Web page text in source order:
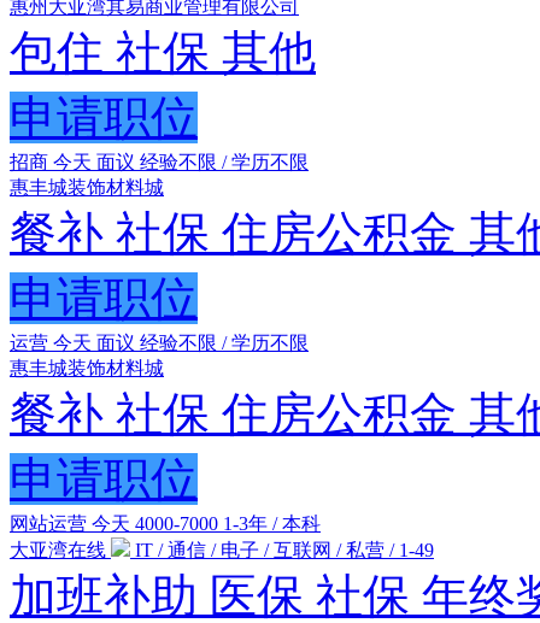
惠州大亚湾其易商业管理有限公司
包住 社保 其他
申请职位
招商 今天 面议 经验不限 / 学历不限
惠丰城装饰材料城
餐补 社保 住房公积金 其
申请职位
运营 今天 面议 经验不限 / 学历不限
惠丰城装饰材料城
餐补 社保 住房公积金 其
申请职位
网站运营 今天 4000-7000 1-3年 / 本科
大亚湾在线
IT / 通信 / 电子 / 互联网 / 私营 / 1-49
加班补助 医保 社保 年终